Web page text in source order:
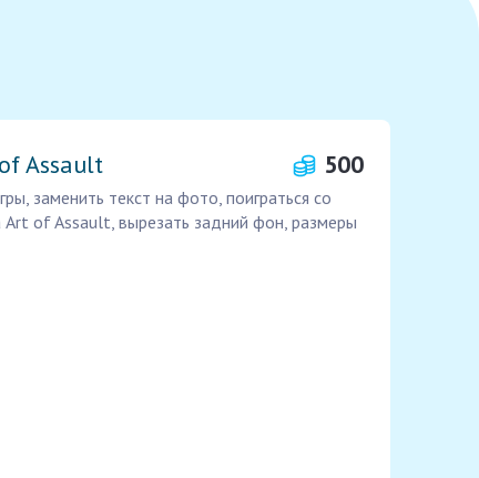
Assault 500
заменить текст на фото, поиграться со
of Assault, вырезать задний фон, размеры